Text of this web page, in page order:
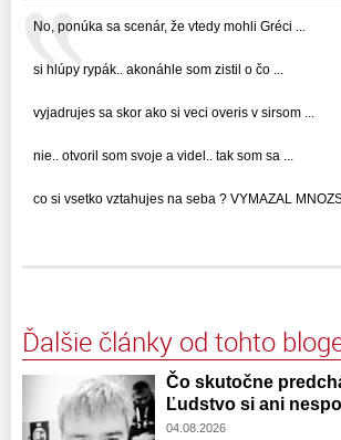
No, ponúka sa scenár, že vtedy mohli Gréci ...
si hlúpy rypák.. akonáhle som zistil o čo ...
vyjadrujes sa skor ako si veci overis v sirsom ...
nie.. otvoril som svoje a videl.. tak som sa ...
co si vsetko vztahujes na seba ? VYMAZAL
Ďalšie články od tohto
Čo skutočne
Ľudstvo si ani
04.08.2026